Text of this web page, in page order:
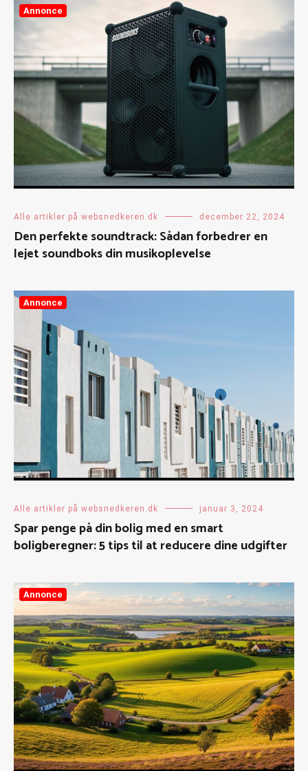
Annonce
Alle artikler på websnedkeren.dk december 22, 2024
Den perfekte soundtrack: Sådan forbedrer en
lejet soundboks din musikoplevelse
Annonce
Alle artikler på websnedkeren.dk januar 3, 2024
Spar penge på din bolig med en smart
boligberegner: 5 tips til at reducere dine udgifter
Annonce